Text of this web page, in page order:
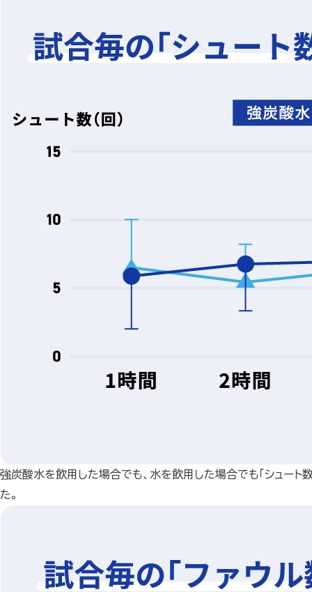
強炭酸水を飲用した場合でも、水を飲用した場合でも「シュート
た。